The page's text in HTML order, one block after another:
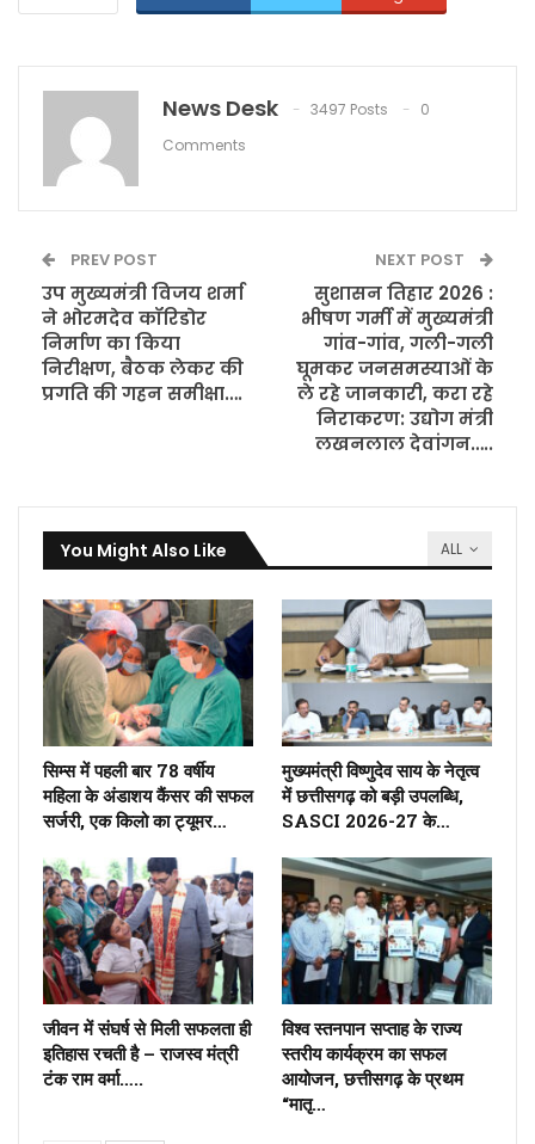
News Desk 3497 Posts
0
Comments
PREV POST
उप मुख्यमंत्री विजय शर्मा
ने भोरमदेव कॉरिडोर
निर्माण का किया
निरीक्षण, बैठक लेकर की
प्रगति की गहन समीक्षा….
NEXT POST
सुशासन तिहार 2026 :
भीषण गर्मी में मुख्यमंत्री
गांव-गांव, गली-गली
घूमकर जनसमस्याओं के
ले रहे जानकारी, करा रहे
निराकरण: उद्योग मंत्री
लखनलाल देवांगन…..
ALL
You Might Also Like
सिम्स में पहली बार 78 वर्षीय
महिला के अंडाशय कैंसर की सफल
सर्जरी, एक किलो का ट्यूमर…
मुख्यमंत्री विष्णुदेव साय के नेतृत्व
में छत्तीसगढ़ को बड़ी उपलब्धि,
SASCI 2026-27 के…
जीवन में संघर्ष से मिली सफलता ही
इतिहास रचती है – राजस्व मंत्री
टंक राम वर्मा…..
विश्व स्तनपान सप्ताह के राज्य
स्तरीय कार्यक्रम का सफल
आयोजन, छत्तीसगढ़ के प्रथम
“मातृ…